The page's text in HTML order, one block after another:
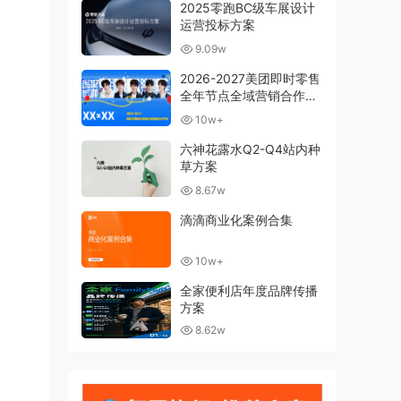
2025零跑BC级车展设计
运营投标方案
9.09w
2026-2027美团即时零售
全年节点全域营销合作方
案 10w+
六神花露水Q2-Q4站内种
草方案
8.67w
滴滴商业化案例合集
10w+
全家便利店年度品牌传播
方案
8.62w